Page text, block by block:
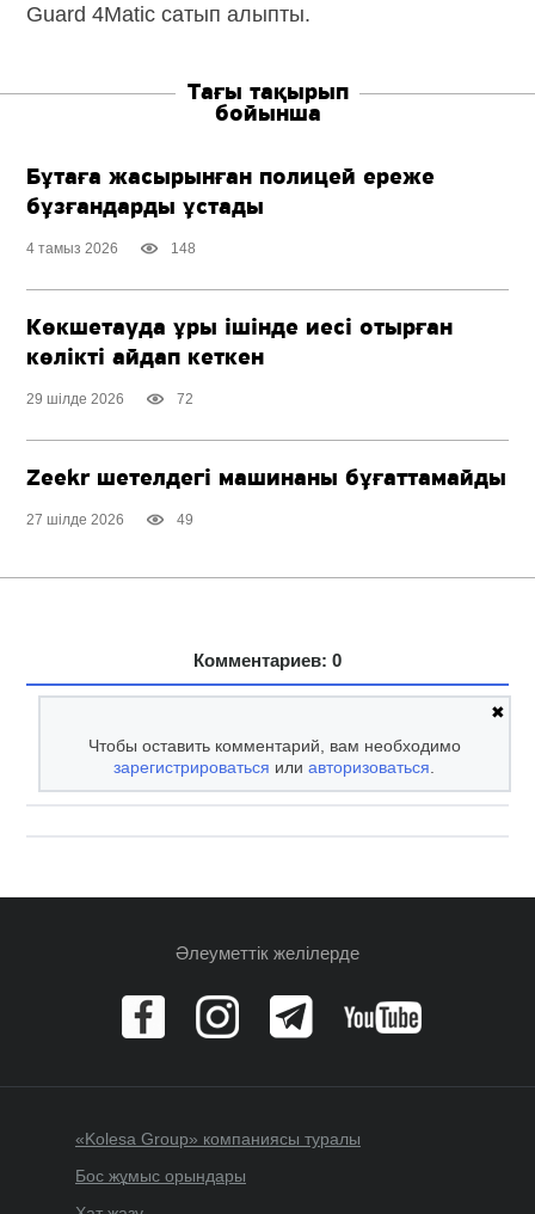
Guard 4Matic сатып алыпты.
Тағы тақырып
бойынша
Бұтаға жасырынған полицей ереже
бұзғандарды ұстады
4 тамыз 2026 148
Көкшетауда ұры ішінде иесі отырған
көлікті айдап кеткен
29 шілде 2026 72
Zeekr шетелдегі машинаны бұғаттамайды
27 шілде 2026 49
Комментариев: 0
✖
Чтобы оставить комментарий, вам необходимо
зарегистрироваться илиавторизоваться.
Әлеуметтік желілерде
«Kolesa Group» компаниясы туралы
Бос жұмыс орындары